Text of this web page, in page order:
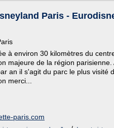
Paris -
à environ 30 kilomètres du
majeure de la région
an il s'agit du parc le plus visité
merci...
paris.com